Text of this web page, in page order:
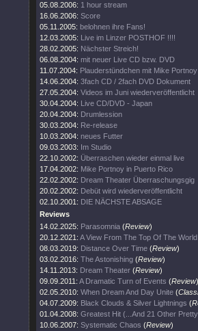
05.08.2006: 1 hour stream
16.06.2006: Score
05.11.2005: belohnen ihre Fans!
12.03.2005: Live im Linzer POSTHOF !!!!
28.02.2005: Nächster Streich!
06.08.2004: mit neuer Live CD bzw. DVD
11.07.2004: Plauderstündchen mit Mike Portnoy
14.06.2004: 3fach CD / 2fach DVD Dokument
27.05.2004: Videos im Juni wiederveröffentlicht
30.04.2004: Live CD/DVD - Japan
20.04.2004: Drumlession
30.03.2004: Re-release
10.03.2004: neues Futter
09.03.2003: Im Studio
22.10.2002: Überraschen wieder einmal live
17.04.2002: Mike Portnoy in Puerto Rico
22.02.2002: Dream Theater Überraschungsgig
20.02.2002: Debüt wird wiederveröffentlicht
02.10.2001: DIE NÄCHSTE ABSAGE
Reviews
14.02.2025: Parasomnia (Review)
20.12.2021: A View From The Top Of The World
08.03.2019: Distance Over Time (Review)
03.02.2016: The Astonishing (Review)
14.11.2013: Dream Theater (Review)
09.09.2011: A Dramatic Turn of Events (Review)
02.05.2010: When Dream And Day Unite (
04.07.2009: Black Clouds & Silver Lightnings (
01.04.2008: Greatest Hit (...And 21 Other
10.06.2007: Systematic Chaos (Review)